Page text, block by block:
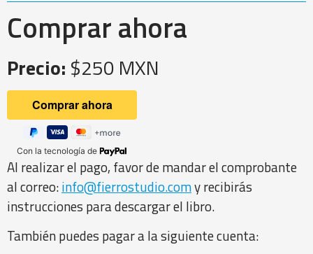
Comprar ahora
Precio: $250 MXN
Con la tecnología de
Al realizar el pago, favor de mandar el comprobante
al correo:info@fierrostudio.comy recibirás
instrucciones para descargar el libro.
También puedes pagar a la siguiente cuenta: